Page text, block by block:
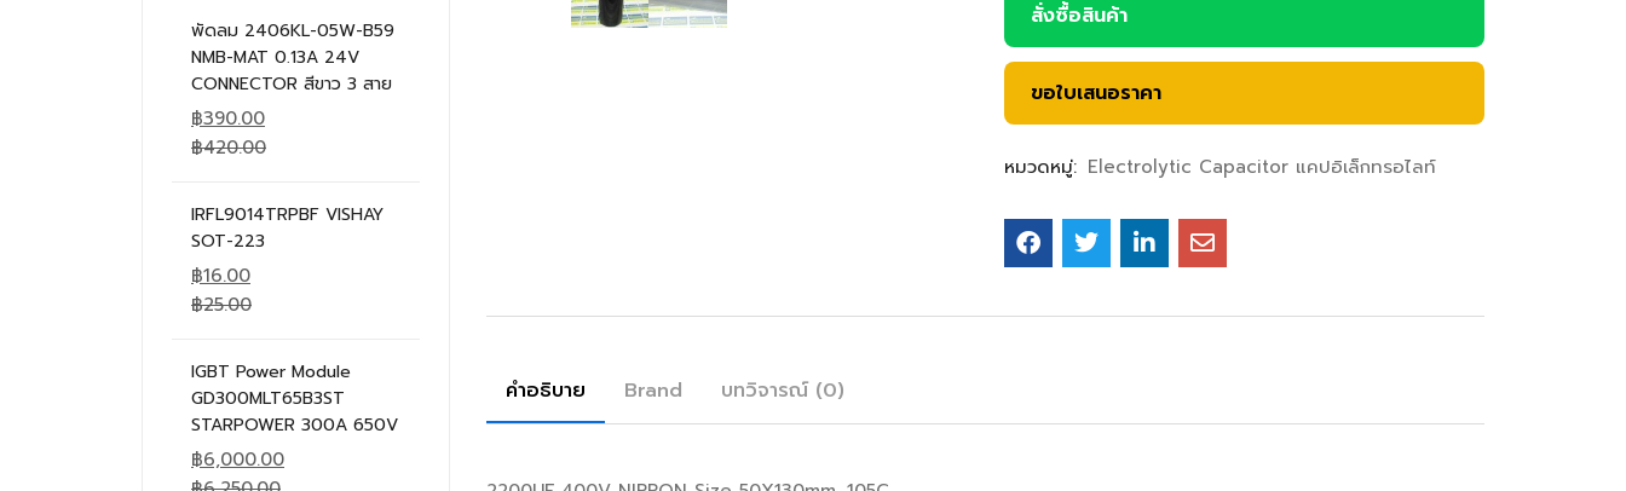
พัดลม 2406KL-05W-B59
NMB-MAT 0.13A 24V
CONNECTOR สีขาว 3 สาย
฿390.00
฿420.00
IRFL9014TRPBF VISHAY
SOT-223
฿16.00
฿25.00
IGBT Power Module
GD300MLT65B3ST
STARPOWER 300A 650V
฿6,000.00
สั่งซื้อสินค้า
ขอใบเสนอราคา
หมวดหมู่: Electrolytic Capacitor แคปอิเล็กทรอไลท์
คำอธิบาย Brand บทวิจารณ์ (0)